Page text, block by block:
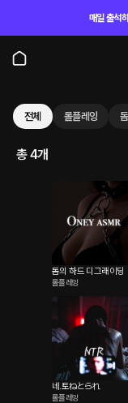
매일 출석
전체 롤플레잉
총 4개
돔의 하드 디그래이딩
롤플레잉
네.토ねとられ
롤플레잉